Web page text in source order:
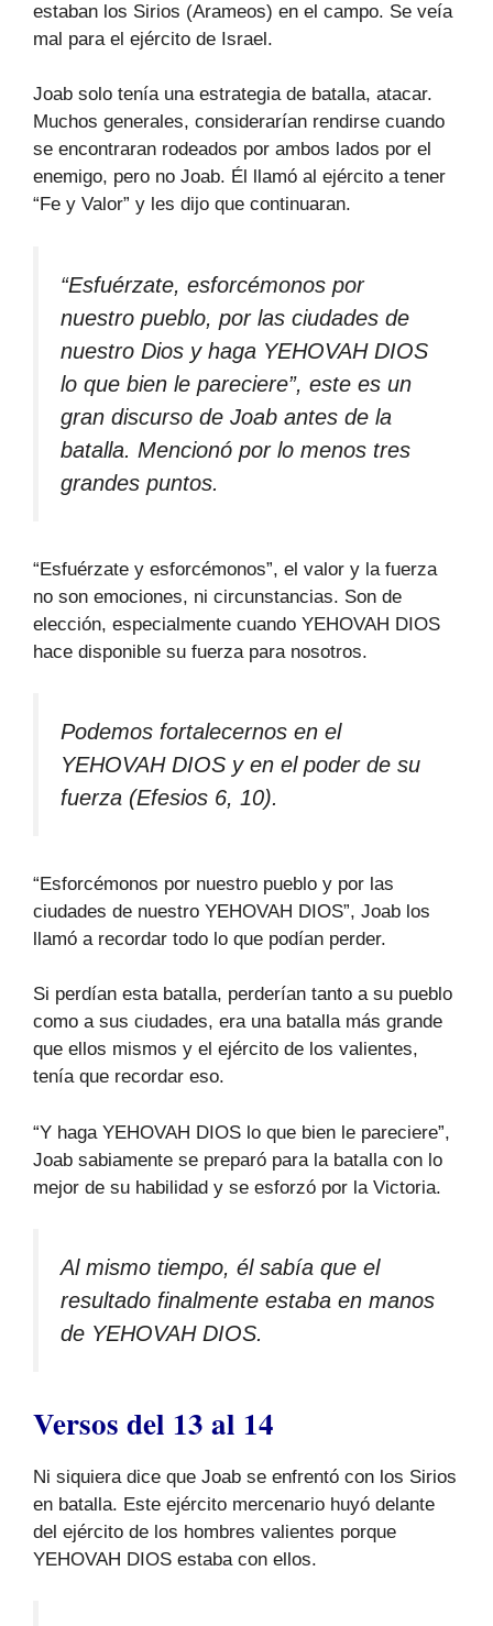
estaban los Sirios (Arameos) en el campo. Se veía
mal para el ejército de Israel.
Joab solo tenía una estrategia de batalla, atacar.
Muchos generales, considerarían rendirse cuando
se encontraran rodeados por ambos lados por el
enemigo, pero no Joab. Él llamó al ejército a tener
“Fe y Valor” y les dijo que continuaran.
“Esfuérzate, esforcémonos por
nuestro pueblo, por las ciudades de
nuestro Dios y haga YEHOVAH DIOS
lo que bien le pareciere”, este es un
gran discurso de Joab antes de la
batalla. Mencionó por lo menos tres
grandes puntos.
“Esfuérzate y esforcémonos”, el valor y la fuerza
no son emociones, ni circunstancias. Son de
elección, especialmente cuando YEHOVAH DIOS
hace disponible su fuerza para nosotros.
Podemos fortalecernos en el
YEHOVAH DIOS y en el poder de su
fuerza (Efesios 6, 10).
“Esforcémonos por nuestro pueblo y por las
ciudades de nuestro YEHOVAH DIOS”, Joab los
llamó a recordar todo lo que podían perder.
Si perdían esta batalla, perderían tanto a su pueblo
como a sus ciudades, era una batalla más grande
que ellos mismos y el ejército de los valientes,
tenía que recordar eso.
“Y haga YEHOVAH DIOS lo que bien le pareciere”,
Joab sabiamente se preparó para la batalla con lo
mejor de su habilidad y se esforzó por la Victoria.
Al mismo tiempo, él sabía que el
resultado finalmente estaba en manos
de YEHOVAH DIOS.
Versos del 13 al 14
Ni siquiera dice que Joab se enfrentó con los Sirios
en batalla. Este ejército mercenario huyó delante
del ejército de los hombres valientes porque
YEHOVAH DIOS estaba con ellos.